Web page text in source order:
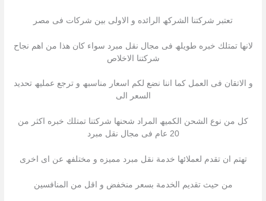
تعتبر شركتنا الشركھ الرائده و الاولى بین شركات فى مصر
لانھا تمتلك خبره طویلھ فى مجال نقل مبرد سواء كان ھذا من اھم نجاح
شركتنا الاخلاص
و الاتقان فى العمل كما اننا نضع لكم اسعار مناسبھ و ترجع عملیھ تحدید
السعر الى
كل من نوع الشحن الكمیھ المراد شحنھا شركتنا تمتلك خبره اكثر من
20 عام فى مجال نقل مبرد
تھتم ان تقدم لعملائھا خدمة نقل مبرد ممیزه و مختلفھ عن اى اخرى
من حیث تقدیم الخدمة بسعر منخفض و اقل من المنافسین